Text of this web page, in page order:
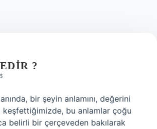
?
bir şeyin anlamını, değerini
keşfettiğimizde, bu anlamlar çoğu
belirli bir çerçeveden bakılarak